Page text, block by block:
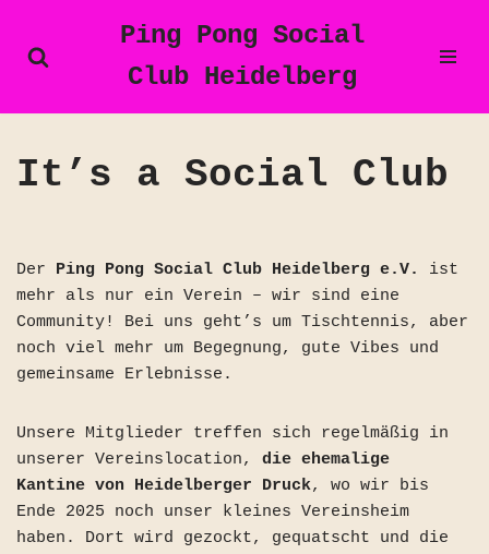
Zum
springen
Ping Pong Social
Club Heidelberg
It’s a Social Club
Der Ping Pong Social Club Heidelberg e.V.
ist
mehr als nur ein Verein – wir sind eine
Community! Bei uns geht’s um Tischtennis, aber
noch viel mehr um Begegnung, gute Vibes und
gemeinsame Erlebnisse.
Unsere Mitglieder treffen sich regelmäßig in
unserer Vereinslocation, die ehemalige
Kantine von Heidelberger Druck, wo wir bis
Ende 2025 noch unser kleines Vereinsheim
haben. Dort wird gezockt, gequatscht und die